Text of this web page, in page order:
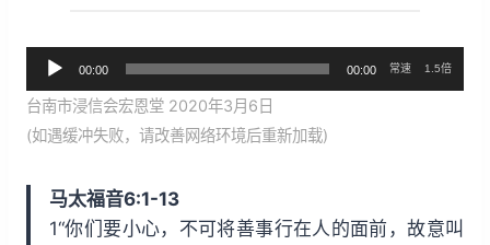
频
播
放
00:00 00:00 常速 1.5倍
台南市浸信会宏恩堂 2020年3月6日
(如遇缓冲失败，请改善网络环境后重新加载)
马太福音6:1-13
1“你们要小心，不可将善事行在人的面前，故意叫